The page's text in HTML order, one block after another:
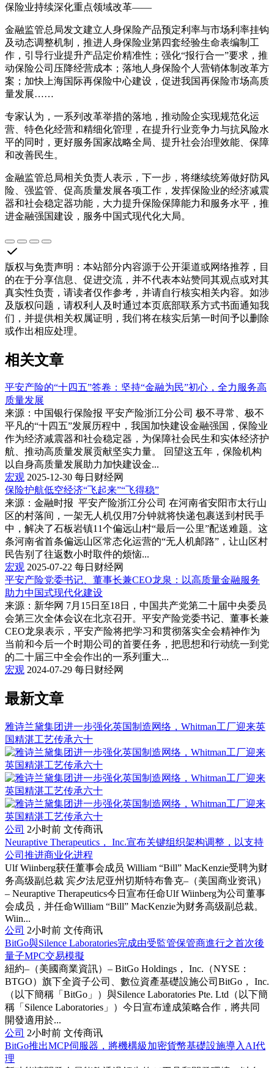
保险业持续深化重点领域改革——
金融监管总局发文建立人身保险产品预定利率与市场利率挂钩
及动态调整机制，推进人身保险业第四套经验生命表编制工
作，引导行业提升产品定价精准性；强化“报行合一”要求，推
动保险公司压降经营成本；落地人身保险个人营销体制改革方
案；加快上海国际再保险中心建设，促进我国再保险市场高质
量发展……
专家认为，一系列改革举措的落地，推动险企实现规范化运
营、特色化经营和精细化管理，在提升行业竞争力与抗风险水
平的同时，更好服务国家战略全局、提升社会治理效能、保障
和改善民生。
金融监管总局相关负责人表示，下一步，将继续统筹做好防风
险、强监管、促高质量发展各项工作，发挥保险业的经济减震
器和社会稳定器功能，大力提升保险保障能力和服务水平，推
进金融强国建设，服务中国式现代化大局。
版权与免责声明 ： 本站部分内容源于公开渠道或网络推荐，目
的在于分享信息、促进交流，并不代表本站赞同其观点或对其
真实性负责，请读者仅作参考，并请自行核实相关内容。如涉
及版权问题，请权利人及时通过本页底部联系方式书面通知我
们，并提供相关权属证明，我们将在核实后第一时间予以删除
或作出相应处理。
相关文章
平安产险的“十四五”答卷：坚持“金融为民”初心，全力服务高
质量发展
来源：中国银行保险报 平安产险浙江分公司 极不寻常、极不
平凡的“十四五”发展历程中，我国加快建设金融强国，保险业
作为经济减震器和社会稳定器，为保障社会民生和实体经济护
航、推动高质量发展贡献坚实力量。 回望这五年，保险机构
以自身高质量发展助力加快建设金...
宏观 2025-12-30 每日财经网
保险护航低空经济“飞起来”“飞得稳”
来源：金融时报 平安产险浙江分公司 在河南省安阳市太行山
区的村落间，一架无人机仅用7分钟就将快递包裹送到村民手
中，解决了石板岩镇11个偏远山村“最后一公里”配送难题。这
条河南省首条偏远山区常态化运营的“无人机邮路”，让山区村
民告别了往返数小时取件的烦恼...
宏观 2025-07-22 每日财经网
平安产险党委书记、董事长兼CEO龙泉：以高质量金融服务
助力中国式现代化建设
来源：新华网 7月15日至18日，中国共产党第二十届中央委员
会第三次全体会议在北京召开。平安产险党委书记、董事长兼
CEO龙泉表示，平安产险将把学习和贯彻落实全会精神作为
当前和今后一个时期公司的首要任务，把思想和行动统一到党
的二十届三中全会作出的一系列重大...
宏观 2024-07-29 每日财经网
最新文章
雅诗兰黛集团进一步强化英国制造网络，Whitman工厂迎来英
国精湛工艺传承六十
公司 2小时前 文传商讯
Neuraptive Therapeutics， Inc.宣布关键组织架构调整，以支持
公司推进商业化进程
Ulf Wiinberg获任董事会成员 William “Bill” MacKenzie受聘为财
务高级副总裁 宾夕法尼亚州切斯特布鲁克–（美国商业资讯）
– Neuraptive Therapeutics今日宣布任命Ulf Wiinberg为公司董事
会成员，并任命William “Bill” MacKenzie为财务高级副总裁。
Wiin...
公司 2小时前 文传商讯
BitGo與Silence Laboratories完成由受監管保管商進行之首次後
量子MPC交易模擬
紐約–（美國商業資訊）– BitGo Holdings， Inc.（NYSE：
BTGO）旗下全資子公司、數位資產基礎設施公司BitGo， Inc.
（以下簡稱「BitGo」）與Silence Laboratories Pte. Ltd（以下簡
稱「Silence Laboratories」）今日宣布達成策略合作，將共同
開發適用於...
公司 2小时前 文传商讯
BitGo推出MCP伺服器，將機構級加密貨幣基礎設施導入AI代
理